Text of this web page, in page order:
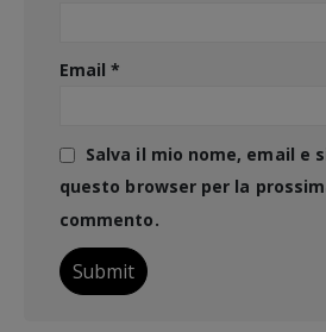
Email*
Salva il mio nome, email e
questo browser per la
commento.